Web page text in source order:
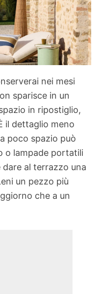
nei mesi
sparisce in un
in ripostiglio,
il dettaglio meno
poco spazio può
o lampade portatili
dare al terrazzo una
un pezzo più
che a un